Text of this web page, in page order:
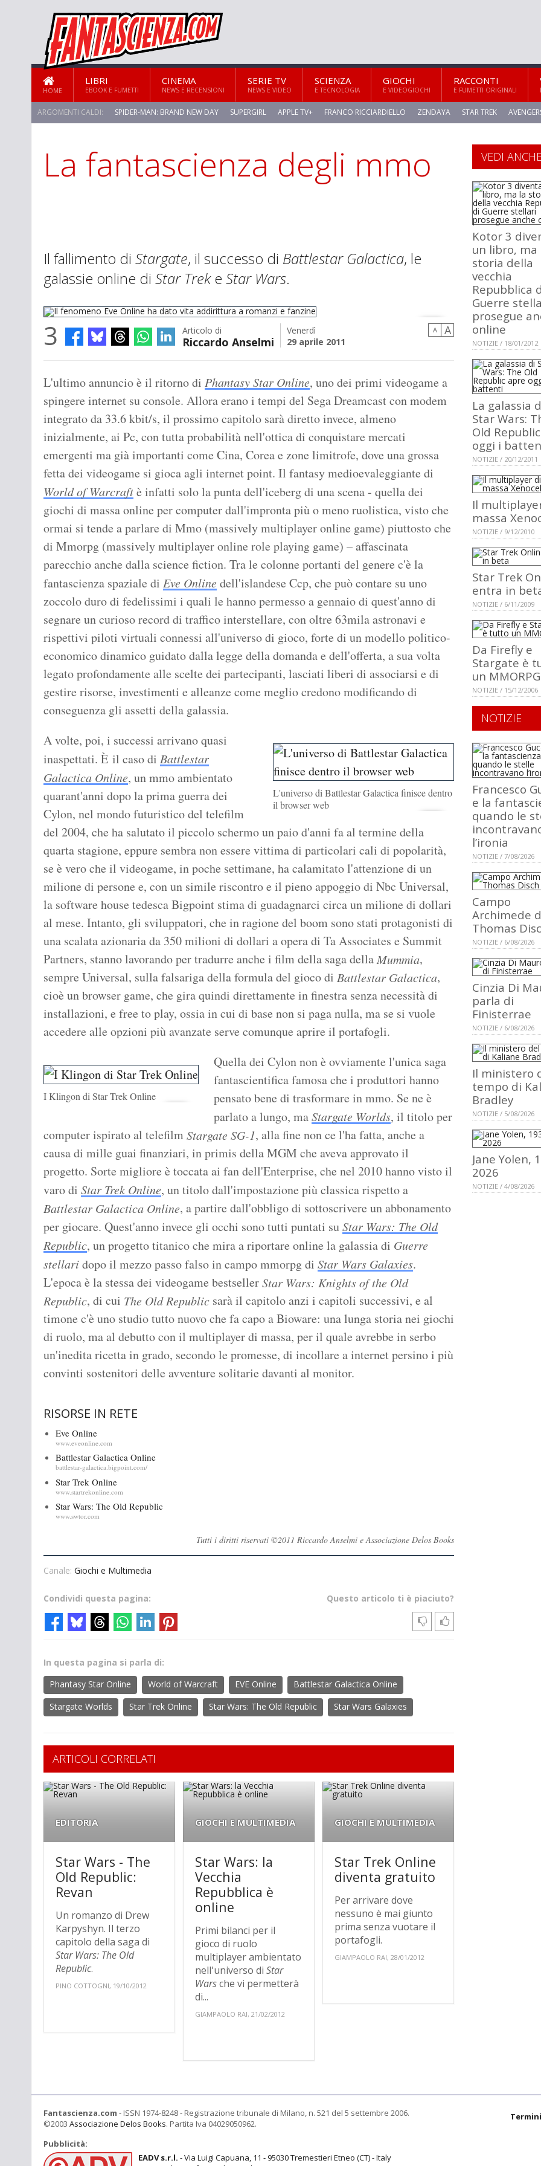
HOME
LIBRI
EBOOK E FUMETTI
CINEMA
NEWS E RECENSIONI
SERIE TV
NEWS E VIDEO
SCIENZA
E TECNOLOGIA
GIOCHI
E VIDEOGIOCHI
RACCONTI
E FUMETTI ORIGINALI
ARGOMENTI CALDI: SPIDER-MAN: BRAND NEW DAY SUPERGIRL APPLE TV+ FRANCO RICCIARDIELLO ZENDAYA STAR TREK
La fantascienza degli mmo
Il fallimento di Stargate, il successo di Battlestar Galactica, le
galassie online di Star Treke Star Wars.
3 Articolo di
Riccardo Anselmi
Venerdì
29 aprile 2011
A A
L'ultimo annuncio è il ritorno di Phantasy Star Online, uno dei primi videogame a
spingere internet su console. Allora erano i tempi del Sega Dreamcast con modem
integrato da 33.6 kbit/s, il prossimo capitolo sarà diretto invece, almeno
inizialmente, ai Pc, con tutta probabilità nell'ottica di conquistare mercati
emergenti ma già importanti come Cina, Corea e zone limitrofe, dove una grossa
fetta dei videogame si gioca agli internet point. Il fantasy medioevaleggiante di
World of Warcraftè infatti solo la punta dell'iceberg di una scena - quella dei
giochi di massa online per computer dall'impronta più o meno ruolistica, visto che
ormai si tende a parlare di Mmo (massively multiplayer online game) piuttosto che
di Mmorpg (massively multiplayer online role playing game) – affascinata
parecchio anche dalla science fiction. Tra le colonne portanti del genere c'è la
fantascienza spaziale di Eve Online dell'islandese Ccp, che può contare su uno
zoccolo duro di fedelissimi i quali le hanno permesso a gennaio di quest'anno di
segnare un curioso record di traffico interstellare, con oltre 63mila astronavi e
rispettivi piloti virtuali connessi all'universo di gioco, forte di un modello politico-
economico dinamico guidato dalla legge della domanda e dell'offerta, a sua volta
legato profondamente alle scelte dei partecipanti, lasciati liberi di associarsi e di
gestire risorse, investimenti e alleanze come meglio credono modificando di
conseguenza gli assetti della galassia.
L'universo di Battlestar Galactica finisce dentro
il browser web
A volte, poi, i successi arrivano quasi
inaspettati. È il caso di Battlestar
Galactica Online, un mmo ambientato
quarant'anni dopo la prima guerra dei
Cylon, nel mondo futuristico del telefilm
del 2004, che ha salutato il piccolo schermo un paio d'anni fa al termine della
quarta stagione, eppure sembra non essere vittima di particolari cali di popolarità,
se è vero che il videogame, in poche settimane, ha calamitato l'attenzione di un
milione di persone e, con un simile riscontro e il pieno appoggio di Nbc Universal,
la software house tedesca Bigpoint stima di guadagnarci circa un milione di dollari
al mese. Intanto, gli sviluppatori, che in ragione del boom sono stati protagonisti di
una scalata azionaria da 350 milioni di dollari a opera di Ta Associates e Summit
Partners, stanno lavorando per tradurre anche i film della saga dellaMummia,
sempre Universal, sulla falsariga della formula del gioco di Battlestar Galactica,
cioè un browser game, che gira quindi direttamente in finestra senza necessità di
installazioni, e free to play, ossia in cui di base non si paga nulla, ma se si vuole
accedere alle opzioni più avanzate serve comunque aprire il portafogli.
I Klingon di Star Trek Online
Quella dei Cylon non è ovviamente l'unica saga
fantascientifica famosa che i produttori hanno
pensato bene di trasformare in mmo. Se ne è
parlato a lungo, maStargate Worlds, il titolo per
computer ispirato al telefilmStargate SG-1, alla fine non ce l'ha fatta, anche a
causa di mille guai finanziari, in primis della MGM che aveva approvato il
progetto. Sorte migliore è toccata ai fan dell'Enterprise, che nel 2010 hanno visto il
varo di Star Trek Online, un titolo dall'impostazione più classica rispetto a
Battlestar Galactica Online, a partire dall'obbligo di sottoscrivere un abbonamento
per giocare. Quest'anno invece gli occhi sono tutti puntati suStar Wars: The Old
Republic, un progetto titanico che mira a riportare online la galassia di Guerre
stellaridopo il mezzo passo falso in campo mmorpg di Star Wars Galaxies.
L'epoca è la stessa dei videogame bestsellerStar Wars: Knights of the Old
Republic, di cui The Old Republic sarà il capitolo anzi i capitoli successivi, e al
timone c'è uno studio tutto nuovo che fa capo a Bioware: una lunga storia nei giochi
di ruolo, ma al debutto con il multiplayer di massa, per il quale avrebbe in serbo
un'inedita ricetta in grado, secondo le promesse, di incollare a internet persino i più
convinti sostenitori delle avventure solitarie davanti al monitor.
RISORSE IN RETE
Eve Online
www.eveonline.com
Battlestar Galactica Online
battlestar-galactica.bigpoint.com/
Star Trek Online
www.startrekonline.com
Star Wars: The Old Republic
www.swtor.com
Tutti i diritti riservati ©2011 Riccardo Anselmi e Associazione Delos Books
Canale: Giochi e Multimedia
Questo articolo ti è piaciuto?
Condividi questa pagina:
In questa pagina si parla di:
Phantasy Star Online
World of Warcraft EVE Online
Battlestar Galactica Online
Stargate Worlds
Star Trek Online Star Wars: The Old Republic Star Wars Galaxies
ARTICOLI CORRELATI
EDITORIA
Star Wars - The
Old Republic:
Revan
Un romanzo di Drew
Karpyshyn. Il terzo
capitolo della saga di
Star Wars: The Old
Republic.
PINO COTTOGNI, 19/10/2012
GIOCHI E MULTIMEDIA
Star Wars: la
Vecchia
Repubblica è
online
Primi bilanci per il
gioco di ruolo
multiplayer ambientato
nell'universo diStar
Warsche vi permetterà
di...
GIAMPAOLO RAI, 21/02/2012
GIOCHI E MULTIMEDIA
Star Trek Online
diventa gratuito
Per arrivare dove
nessuno è mai giunto
prima senza vuotare il
portafogli.
GIAMPAOLO RAI, 28/01/2012
VEDI ANCHE
Kotor 3
un libro, ma
storia della
vecchia
Repubblica
Guerre
prosegue
online
NOTIZIE / 18/01/2012
La galassia
Star Wars:
Old
oggi i
NOTIZIE / 20/12/2011
Il
massa
NOTIZIE / 9/12/2010
Star Trek
entra in
NOTIZIE / 6/11/2009
Da Firefly e
Stargate è
un MMORPG
NOTIZIE / 15/12/2006
NOTIZIE
Francesco
e la
quando le
l’ironia
NOTIZIE / 7/08/2026
Campo
Archimede
Thomas
NOTIZIE / 6/08/2026
Cinzia Di
parla di
Finisterrae
NOTIZIE / 6/08/2026
Il ministero
tempo di
Bradley
NOTIZIE / 5/08/2026
Jane Yolen,
2026
NOTIZIE / 4/08/2026
Fantascienza.com - ISSN 1974-8248 - Registrazione tribunale di Milano, n. 521 del 5 settembre 2006.
©2003 Associazione Delos Books. Partita Iva 04029050962.
Pubblicità:
EADV s.r.l. - Via Luigi Capuana, 11 - 95030 Tremestieri Etneo (CT) - Italy